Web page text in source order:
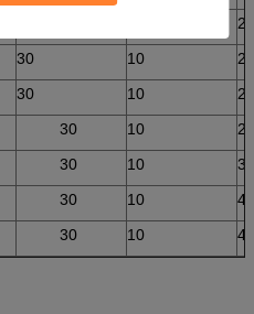
21
30 10
20
30 10
23
30 10
25
30 10
35
30 10
40
30 10 45